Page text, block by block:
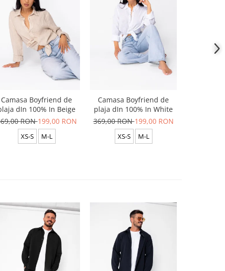
Camasa Boyfriend de
dIn 100% In Beige
RON199,00 RON
XS-S M-L
Camasa Boyfriend de
plaja dIn 100% In White
369,00 RON199,00 RON
XS-S M-L